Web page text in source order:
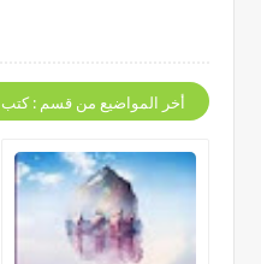
أخر المواضيع من قسم : كتب